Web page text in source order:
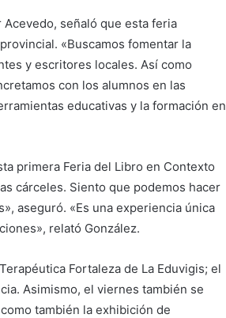
señaló que esta feria
«Buscamos fomentar la
y escritores locales. Así como
con los alumnos en las
educativas y la formación en
primera Feria del Libro en Contexto
cárceles. Siento que podemos hacer
aseguró. «Es una experiencia única
relató González.
Fortaleza de La Eduvigis; el
Asimismo, el viernes también se
también la exhibición de